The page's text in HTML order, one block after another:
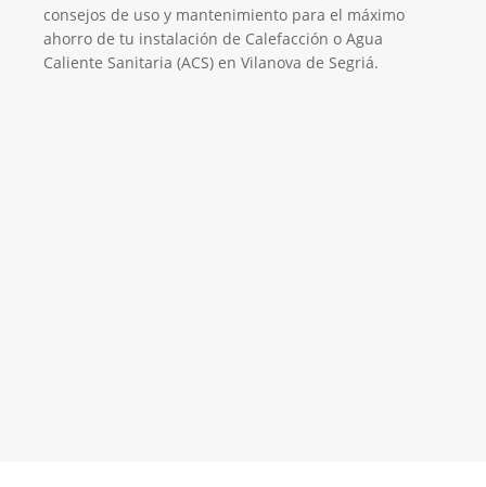
consejos de uso y mantenimiento para el máximo
ahorro de tu instalación de Calefacción o Agua
Caliente Sanitaria (ACS) en Vilanova de Segriá.